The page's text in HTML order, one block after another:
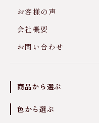
お客様の声
会社概要
お問い合わせ
商品から選ぶ
色から選ぶ